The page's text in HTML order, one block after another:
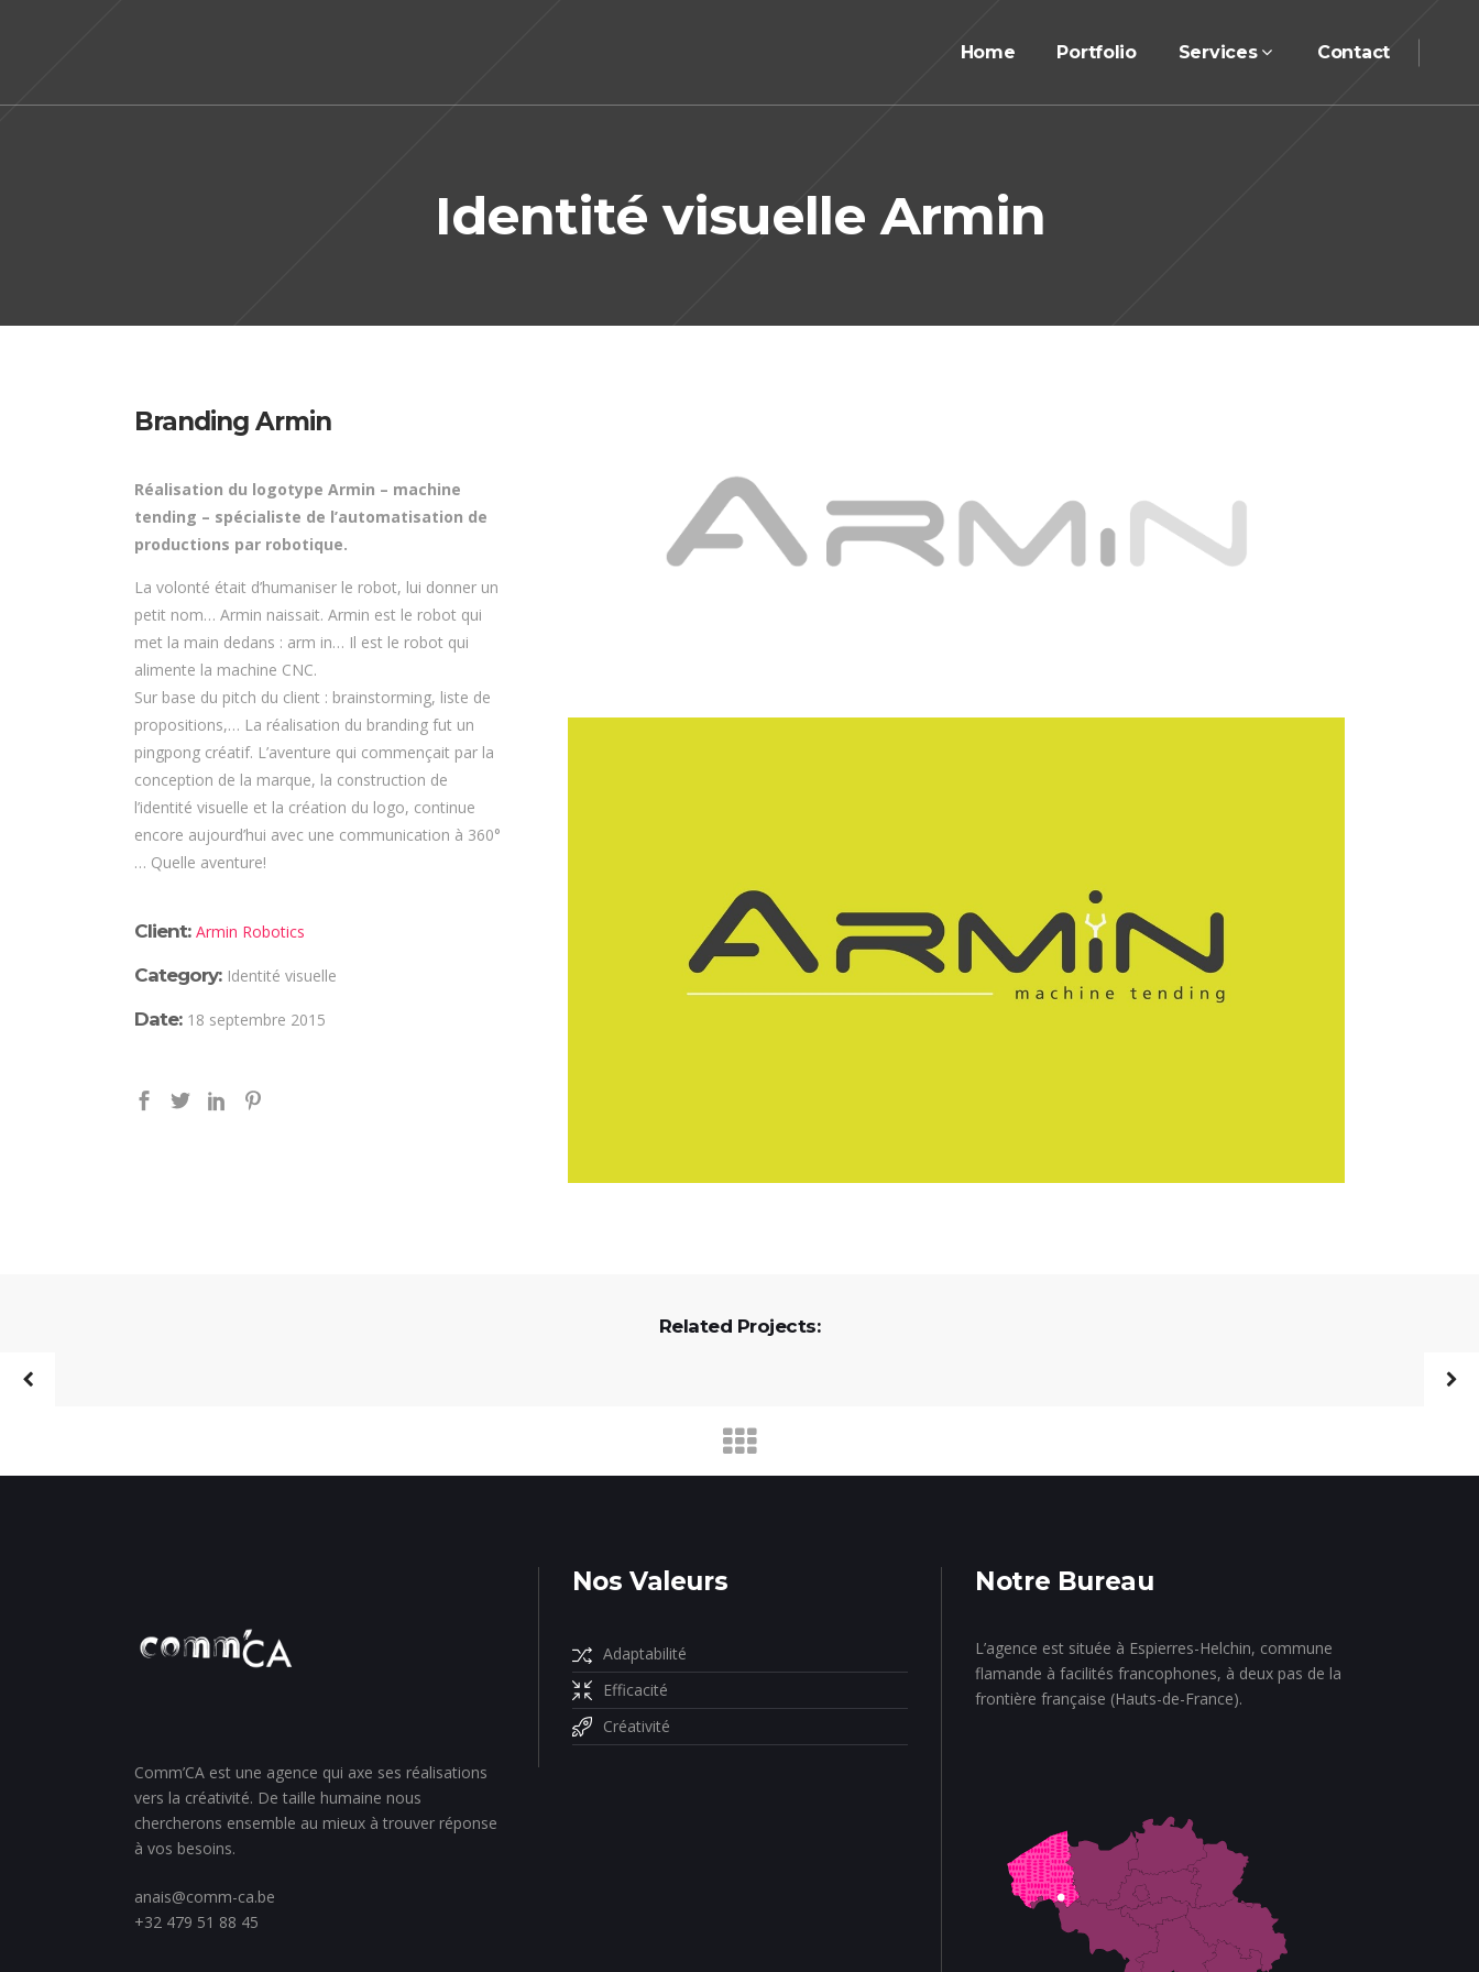
Home Portfolio Services Contact
Identité visuelle Armin
Branding Armin
Réalisation du logotype Armin – machine
tending – spécialiste de l’automatisation de
productions par robotique.
La volonté était d’humaniser le robot, lui donner un
petit nom… Armin naissait. Armin est le robot qui
met la main dedans : arm in… Il est le robot qui
alimente la machine CNC.
Sur base du pitch du client : brainstorming, liste de
propositions,… La réalisation du branding fut un
pingpong créatif. L’aventure qui commençait par la
conception de la marque, la construction de
l’identité visuelle et la création du logo, continue
encore aujourd’hui avec une communication à 360°
… Quelle aventure!
Client: Armin Robotics
Category: Identité visuelle
Date: 18 septembre 2015
Related Projects:
Comm’CA est une agence qui axe ses réalisations
vers la créativité. De taille humaine nous
chercherons ensemble au mieux à trouver réponse
à vos besoins.
anais@comm-ca.be
+32 479 51 88 45
Nos Valeurs
Adaptabilité
Efficacité
Créativité
Notre Bureau
L’agence est située à Espierres-Helchin, commune
flamande à facilités francophones, à deux pas de la
frontière française (Hauts-de-France).